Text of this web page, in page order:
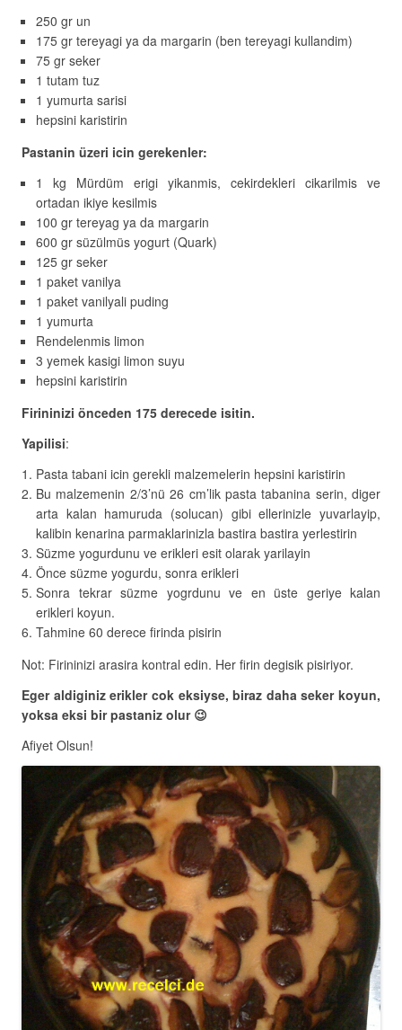
250 gr un
175 gr tereyagi ya da margarin (ben tereyagi kullandim)
75 gr seker
1 tutam tuz
1 yumurta sarisi
hepsini karistirin
Pastanin üzeri icin gerekenler:
1 kg Mürdüm erigi yikanmis, cekirdekleri cikarilmis ve
ortadan ikiye kesilmis
100 gr tereyag ya da margarin
600 gr süzülmüs yogurt (Quark)
125 gr seker
1 paket vanilya
1 paket vanilyali puding
1 yumurta
Rendelenmis limon
3 yemek kasigi limon suyu
hepsini karistirin
Firininizi önceden 175 derecede isitin.
Yapilisi:
Pasta tabani icin gerekli malzemelerin hepsini karistirin
Bu malzemenin 2/3’nü 26 cm’lik pasta tabanina serin, diger
arta kalan hamuruda (solucan) gibi ellerinizle yuvarlayip,
kalibin kenarina parmaklarinizla bastira bastira yerlestirin
Süzme yogurdunu ve erikleri esit olarak yarilayin
Önce süzme yogurdu, sonra erikleri
Sonra tekrar süzme yogrdunu ve en üste geriye kalan
erikleri koyun.
Tahmine 60 derece firinda pisirin
Not: Firininizi arasira kontral edin. Her firin degisik pisiriyor.
Eger aldiginiz erikler cok eksiyse, biraz daha seker koyun,
yoksa eksi bir pastaniz olur 😉
Afiyet Olsun!